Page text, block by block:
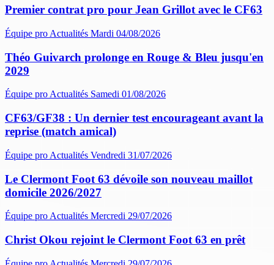
Premier contrat pro pour Jean Grillot avec le CF63
Équipe pro Actualités Mardi 04/08/2026
Théo Guivarch prolonge en Rouge & Bleu jusqu'en
2029
Équipe proActualités Samedi 01/08/2026
CF63/GF38 : Un dernier test encourageant avant la
reprise (match amical)
Équipe pro Actualités Vendredi 31/07/2026
Le Clermont Foot 63 dévoile son nouveau maillot
domicile 2026/2027
Équipe pro Actualités Mercredi 29/07/2026
Christ Okou rejoint le Clermont Foot 63 en prêt